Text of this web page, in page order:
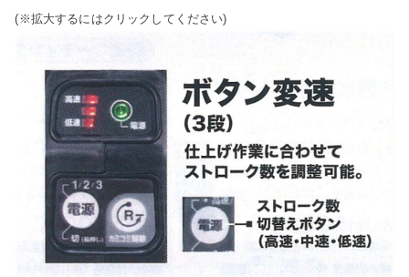
(※拡大するにはクリックしてください)